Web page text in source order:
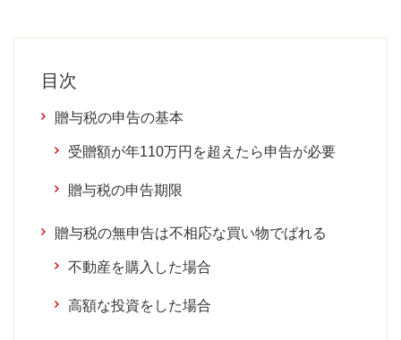
目次
贈与税の申告の基本
受贈額が年110万円を超えたら申告が必要
贈与税の申告期限
贈与税の無申告は不相応な買い物でばれる
不動産を購入した場合
高額な投資をした場合